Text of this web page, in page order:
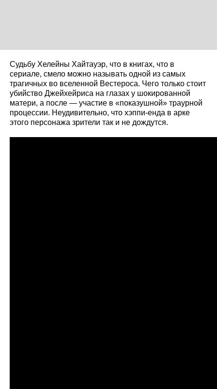
Судьбу Хелейны Хайтауэр, что в книгах, что в
сериале, смело можно называть одной из самых
трагичных во вселенной Вестероса. Чего только стоит
убийство Джейхейриса на глазах у шокированной
матери, а после — участие в «показушной» траурной
процессии. Неудивительно, что хэппи-енда в арке
этого персонажа зрители так и не дождутся.